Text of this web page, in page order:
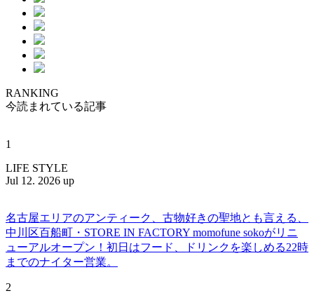
RANKING
今読まれている記事
1
LIFE STYLE
Jul 12. 2026 up
名古屋エリアのアンティーク、古物好きの聖地とも言える、
中川区百船町・STORE IN FACTORY momofune sokoがリニ
ューアルオープン！初日はフード、ドリンクを楽しめる22時
までのナイター営業。
2